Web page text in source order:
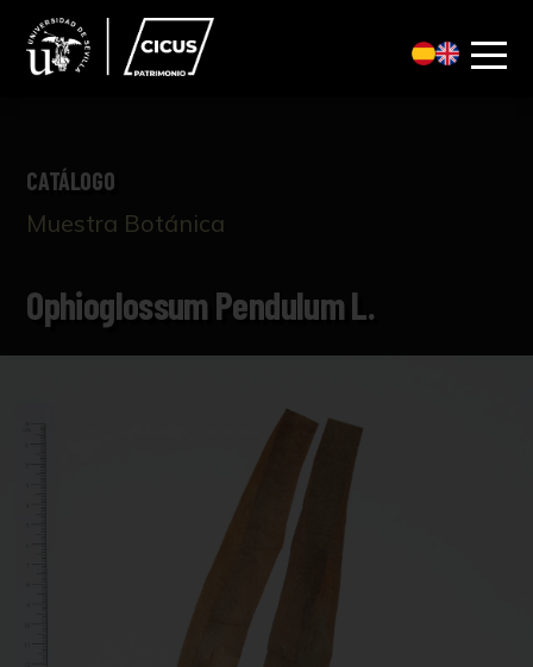
CATÁLOGO
Muestra Botánica
Ophioglossum Pendulum L.